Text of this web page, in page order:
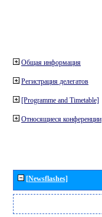
Общая информация
Регистрация делегатов
[Programme and Timetable]
Относящиеся конференции
[Newsflashes]